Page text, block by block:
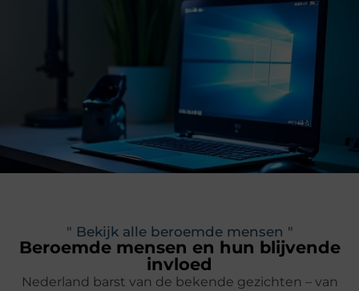
" Bekijk alle beroemde mensen "
Beroemde mensen en hun blijvende
invloed
Nederland barst van de bekende gezichten – van